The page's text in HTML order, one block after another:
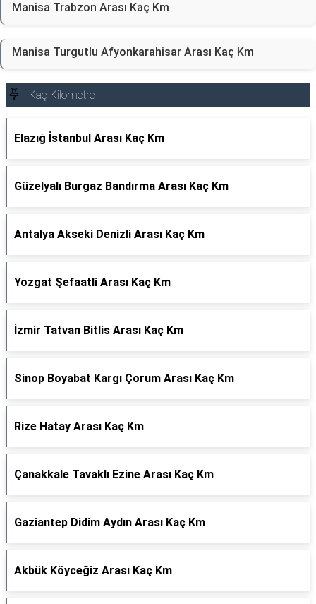
Manisa Trabzon Arası Kaç Km
Manisa Turgutlu Afyonkarahisar Arası Kaç Km
Kaç Kilometre
Elazığ İstanbul Arası Kaç Km
Güzelyalı Burgaz Bandırma Arası Kaç Km
Antalya Akseki Denizli Arası Kaç Km
Yozgat Şefaatli Arası Kaç Km
İzmir Tatvan Bitlis Arası Kaç Km
Sinop Boyabat Kargı Çorum Arası Kaç Km
Rize Hatay Arası Kaç Km
Çanakkale Tavaklı Ezine Arası Kaç Km
Gaziantep Didim Aydın Arası Kaç Km
Akbük Köyceğiz Arası Kaç Km